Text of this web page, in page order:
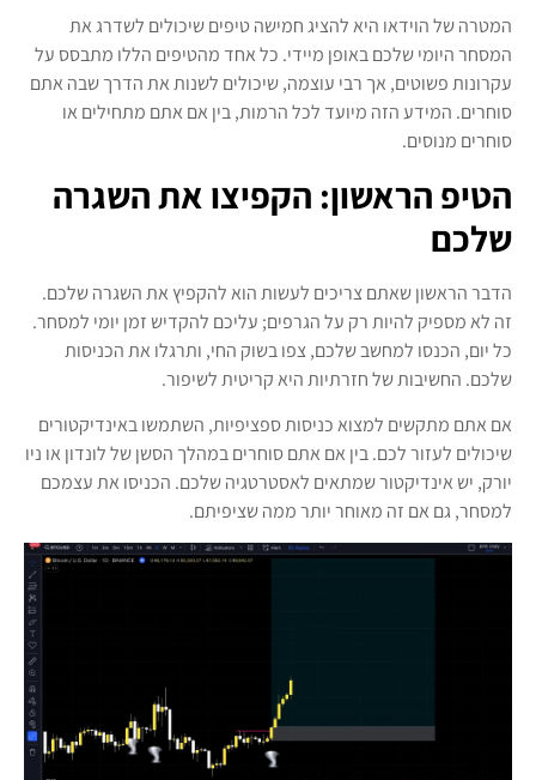
המטרה של הוידאו היא להציג חמישה טיפים שיכולים לשדרג את
המסחר היומי שלכם באופן מיידי. כל אחד מהטיפים הללו מתבסס על
עקרונות פשוטים, אך רבי עוצמה, שיכולים לשנות את הדרך שבה אתם
סוחרים. המידע הזה מיועד לכל הרמות, בין אם אתם מתחילים או
סוחרים מנוסים.
הטיפ הראשון: הקפיצו את השגרה
שלכם
הדבר הראשון שאתם צריכים לעשות הוא להקפיץ את השגרה שלכם.
זה לא מספיק להיות רק על הגרפים; עליכם להקדיש זמן יומי למסחר.
כל יום, הכנסו למחשב שלכם, צפו בשוק החי, ותרגלו את הכניסות
שלכם. החשיבות של חזרתיות היא קריטית לשיפור.
אם אתם מתקשים למצוא כניסות ספציפיות, השתמשו באינדיקטורים
שיכולים לעזור לכם. בין אם אתם סוחרים במהלך הסשן של לונדון או ניו
יורק, יש אינדיקטור שמתאים לאסטרטגיה שלכם. הכניסו את עצמכם
למסחר, גם אם זה מאוחר יותר ממה שציפיתם.